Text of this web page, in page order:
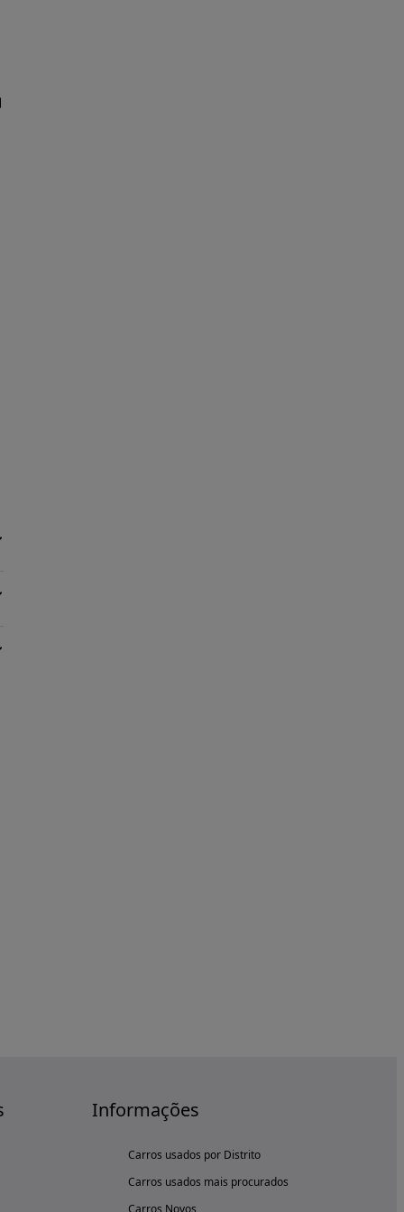
Informações
Carros usados por Distrito
Carros usados mais procurados
Carros Novos